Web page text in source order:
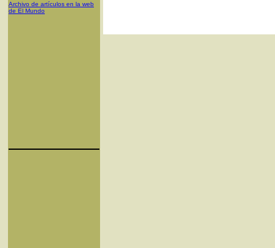
Archivo de artículos en la web
de El Mundo